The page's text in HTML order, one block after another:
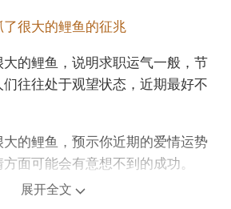
很大的鲤鱼的征兆
的鲤鱼，说明求职运气一般，节
往往处于观望状态，近期最好不
的鲤鱼，预示你近期的爱情运势
面可能会有意想不到的成功。
的鲤鱼，预示新的生活将开始。
展开全文